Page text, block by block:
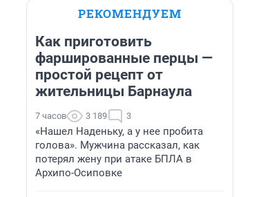
РЕКОМЕНДУЕМ
Как приготовить
фаршированные перцы —
простой рецепт от
жительницы Барнаула
7 часов 3 189 3
«Нашел Наденьку, а у нее пробита
голова». Мужчина рассказал, как
потерял жену при атаке БПЛА в
Архипо-Осиповке